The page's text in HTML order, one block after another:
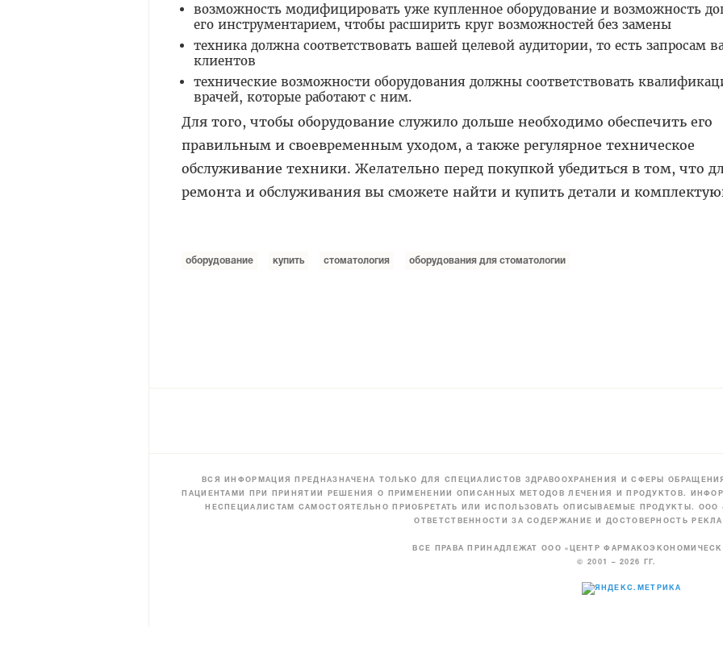
возможность модифицировать уже купленное оборудование и возможность
его инструментарием, чтобы расширить круг возможностей без замены
техника должна соответствовать вашей целевой аудитории, то есть запросам
клиентов
технические возможности оборудования должны соответствовать
врачей, которые работают с ним.
Для того, чтобы оборудование служило дольше необходимо обеспечить его
правильным и своевременным уходом, а также регулярное техническое
обслуживание техники. Желательно перед покупкой убедиться в том, что
ремонта и обслуживания вы сможете найти и купить детали и
оборудование купить стоматология оборудования для стоматологии
ВСЯ ИНФОРМАЦИЯ ПРЕДНАЗНАЧЕНА ТОЛЬКО ДЛЯ СПЕЦИАЛИСТОВ ЗДРАВООХРАНЕНИЯ И СФЕРЫ
ПАЦИЕНТАМИ ПРИ ПРИНЯТИИ РЕШЕНИЯ О ПРИМЕНЕНИИ ОПИСАННЫХ МЕТОДОВ ЛЕЧЕНИЯ И ПРОДУКТОВ.
НЕСПЕЦИАЛИСТАМ САМОСТОЯТЕЛЬНО ПРИОБРЕТАТЬ ИЛИ ИСПОЛЬЗОВАТЬ ОПИСЫВАЕМЫЕ ПРОДУКТЫ.
ОТВЕТСТВЕННОСТИ ЗА СОДЕРЖАНИЕ И ДОСТОВЕРНОСТЬ
ВСЕ ПРАВА ПРИНАДЛЕЖАТ ООО «ЦЕНТР
© 2001 – 2026 ГГ.